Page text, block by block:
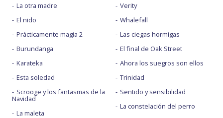
La otra madre
El nido
Prácticamente magia 2
Burundanga
Karateka
Esta soledad
Scrooge y los fantasmas de la
Navidad
La maleta
Verity
Whalefall
Las ciegas hormigas
El final de Oak Street
Ahora los suegros son ellos
Trinidad
Sentido y sensibilidad
La constelación del perro